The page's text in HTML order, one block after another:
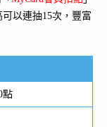
以連抽15次，豐富
點